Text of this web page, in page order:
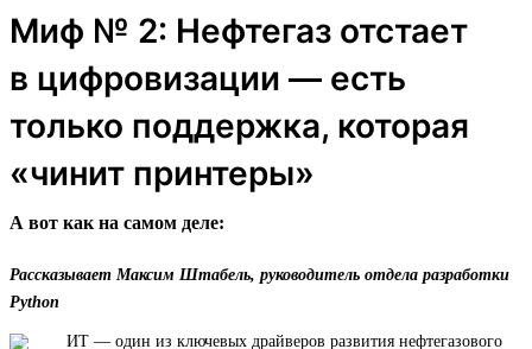
Миф № 2: Нефтегаз отстает
в цифровизации — есть
только поддержка, которая
«чинит принтеры»
А вот как на самом деле:
Рассказывает Максим Штабель, руководитель отдела разработки
Python
ИТ — один из ключевых драйверов развития нефтегазового